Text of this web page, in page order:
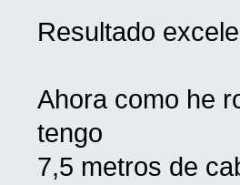
Resultado
Ahora como he
tengo
7,5 metros de